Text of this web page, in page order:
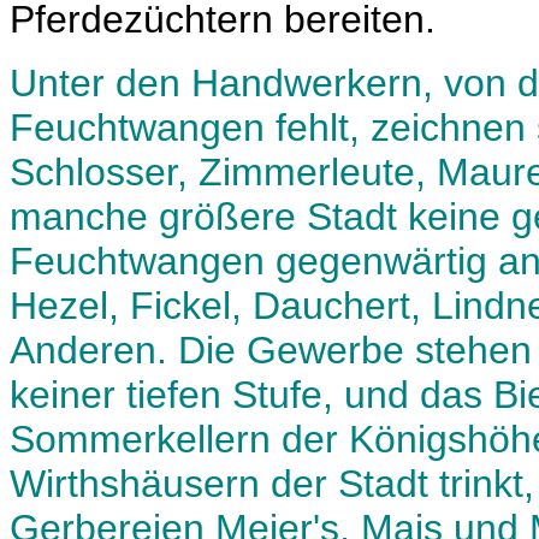
Pferdezüchtern bereiten.
Unter den Handwerkern, von
Feuchtwangen fehlt,
Schlosser, Zimmerleute,
manche größere Stadt keine
Feuchtwangen gegenwärtig
Hezel, Fickel, Dauchert,
Anderen. Die Gewerbe
keiner tiefen Stufe, und das
Sommerkellern der
Wirthshäusern der Stadt
Gerbereien Meier's, Mais